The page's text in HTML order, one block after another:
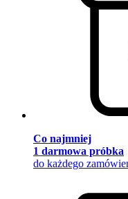
Co najmniej
1 darmowa próbka
do każdego